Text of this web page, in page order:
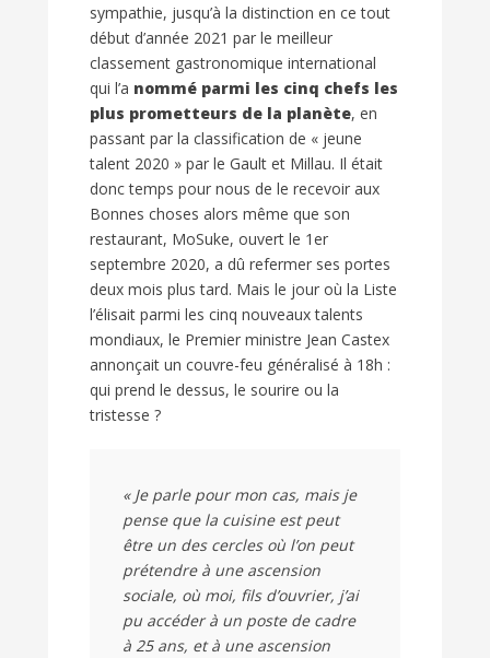
sympathie, jusqu’à la distinction en ce tout
début d’année 2021 par le meilleur
classement gastronomique international
qui l’a nommé parmi les cinq chefs les
plus prometteurs de la planète, en
passant par la classification de « jeune
talent 2020 » par le Gault et Millau. Il était
donc temps pour nous de le recevoir aux
Bonnes choses alors même que son
restaurant, MoSuke, ouvert le 1er
septembre 2020, a dû refermer ses portes
deux mois plus tard. Mais le jour où la Liste
l’élisait parmi les cinq nouveaux talents
mondiaux, le Premier ministre Jean Castex
annonçait un couvre-feu généralisé à 18h :
qui prend le dessus, le sourire ou la
tristesse ?
« Je parle pour mon cas, mais je
pense que la cuisine est peut
être un des cercles où l’on peut
prétendre à une ascension
sociale, où moi, fils d’ouvrier, j’ai
pu accéder à un poste de cadre
à 25 ans, et à une ascension